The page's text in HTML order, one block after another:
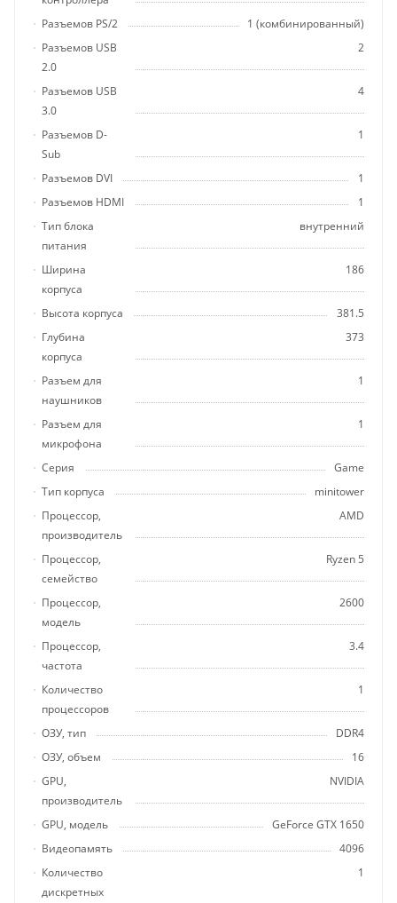
Разъемов PS/2
1 (комбинированный)
Разъемов USB
2.0
2
Разъемов USB
3.0
4
Разъемов D-
Sub
1
Разъемов DVI
1
Разъемов HDMI
1
Тип блока
питания
внутренний
Ширина
корпуса
186
Высота корпуса
381.5
Глубина
корпуса
373
Разъем для
наушников
1
Разъем для
микрофона
1
Серия
Game
Тип корпуса
minitower
Процессор,
производитель
AMD
Процессор,
семейство
Ryzen 5
Процессор,
модель
2600
Процессор,
частота
3.4
Количество
процессоров
1
ОЗУ, тип
DDR4
ОЗУ, объем
16
GPU,
производитель
NVIDIA
GPU, модель
GeForce GTX 1650
Видеопамять
4096
Количество
дискретных
1